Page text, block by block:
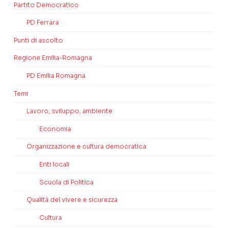
Partito Democratico
PD Ferrara
Punti di ascolto
Regione Emilia-Romagna
PD Emilia Romagna
Temi
Lavoro, sviluppo, ambiente
Economia
Organizzazione e cultura democratica
Enti locali
Scuola di Politica
Qualità del vivere e sicurezza
Cultura